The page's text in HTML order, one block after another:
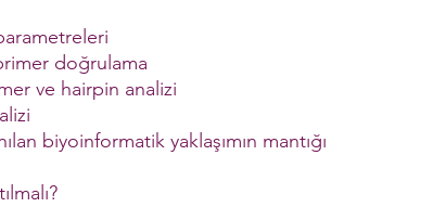
doğrulama
ve hairpin analizi
biyoinformatik yaklaşımın mantığı